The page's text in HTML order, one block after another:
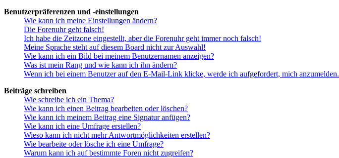
Benutzerpräferenzen und -einstellungen
Wie kann ich meine Einstellungen ändern?
Die Forenuhr geht falsch!
Ich habe die Zeitzone eingestellt, aber die Forenuhr geht immer noch falsch!
Meine Sprache steht auf diesem Board nicht zur Auswahl!
Wie kann ich ein Bild bei meinem Benutzernamen anzeigen?
Was ist mein Rang und wie kann ich ihn ändern?
Wenn ich bei einem Benutzer auf den E-Mail-Link klicke, werde ich aufgefordert, mich anzumelden.
Beiträge schreiben
Wie schreibe ich ein Thema?
Wie kann ich einen Beitrag bearbeiten oder löschen?
Wie kann ich meinem Beitrag eine Signatur anfügen?
Wie kann ich eine Umfrage erstellen?
Wieso kann ich nicht mehr Antwortmöglichkeiten erstellen?
Wie bearbeite oder lösche ich eine Umfrage?
Warum kann ich auf bestimmte Foren nicht zugreifen?